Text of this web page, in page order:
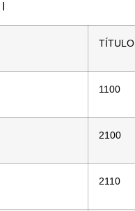
TÍTULO
1100
2100
2110